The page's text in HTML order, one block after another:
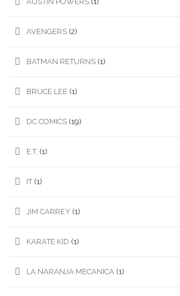
AVENGERS (2)
BATMAN RETURNS (1)
BRUCE LEE (1)
DC COMICS (19)
E.T. (1)
IT (1)
JIM CARREY (1)
KARATE KID (1)
LA NARANJA MECANICA (1)